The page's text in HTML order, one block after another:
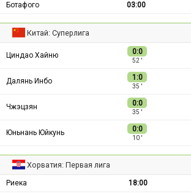
Ботафого
03:00
Китай: Суперлига
Циндао Хайню 0:0
52 ′
Далянь Инбо 1:0
35 ′
Чжэцзян 0:0
35 ′
Юньнань Юйкунь 0:0
10 ′
Хорватия: Первая лига
Риека 18:00